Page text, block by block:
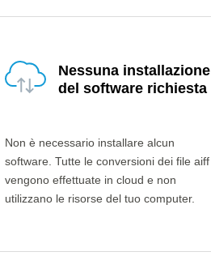
Nessuna installazione
del software richiesta
Non è necessario installare alcun
software. Tutte le conversioni dei file aiff
vengono effettuate in cloud e non
utilizzano le risorse del tuo computer.